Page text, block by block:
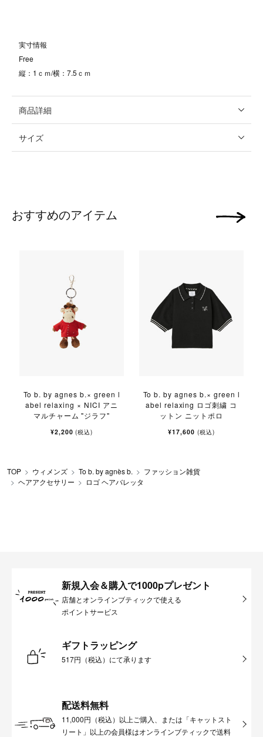
実寸情報
Free
縦：1ｃｍ/横：7.5ｃｍ
商品詳細
サイズ
おすすめのアイテム
To b. by agnes b.× green l
abel relaxing × NICI アニ
マルチャーム "ジラフ"
¥2,200(税込)
To b. by agnes b.× green l
abel relaxing ロゴ刺繍 コ
ットン ニットポロ
¥17,600 (税込)
次の画像
TOP ウィメンズ To b. by agnès b.
ファッション雑貨
ヘアアクセサリー
ロゴ ヘアバレッタ
新規入会＆購入で1000pプレゼント
店舗とオンラインブティックで使える
ポイントサービス
ギフトラッピング
517円（税込）にて承ります
配送料無料
11,000円（税込）以上ご購入、または「キャットスト
リート」以上の会員様はオンラインブティックで送料